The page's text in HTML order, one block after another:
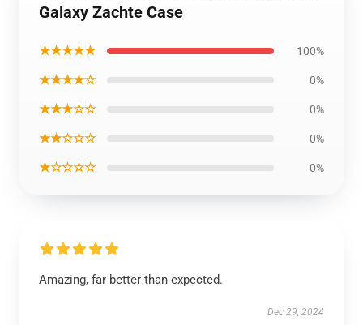
Galaxy Zachte Case
★★★★★ 100%
★★★★☆ 0%
★★★☆☆ 0%
★★☆☆☆ 0%
★☆☆☆☆ 0%
Amazing, far better than expected.
Dec 29, 2024